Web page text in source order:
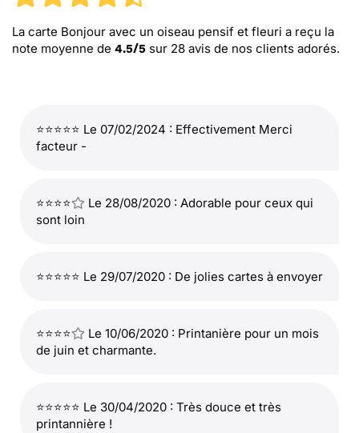
La carte Bonjour avec un oiseau pensif et fleuri a reçu la
note moyenne de 4.5/5 sur 28 avis de nos clients adorés.
⭐⭐⭐⭐⭐ Le 07/02/2024 : Effectivement Merci
facteur -
⭐⭐⭐⭐
Le 28/08/2020 : Adorable pour ceux qui
sont loin
⭐⭐⭐⭐⭐ Le 29/07/2020 : De jolies cartes à envoyer
⭐⭐⭐⭐
Le 10/06/2020 : Printanière pour un mois
de juin et charmante.
⭐⭐⭐⭐⭐ Le 30/04/2020 : Très douce et très
printannière !